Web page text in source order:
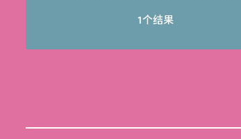
1个结果